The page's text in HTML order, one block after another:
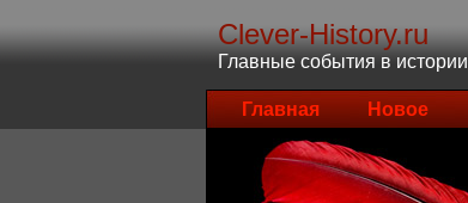
Clever-History.ru
Главные события в истории
Главная Новое